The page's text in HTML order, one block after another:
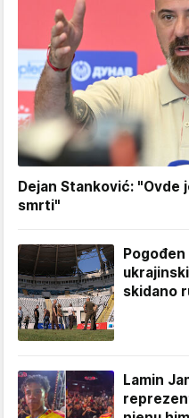
Dejan Stanković: "Ovde
smrti"
skidano
Lamin